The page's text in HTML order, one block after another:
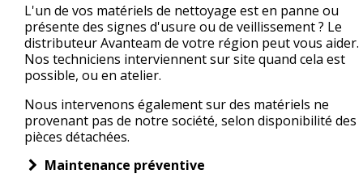
L'un de vos matériels de nettoyage est en panne ou
présente des signes d'usure ou de veillissement ? Le
distributeur Avanteam de votre région peut vous aider.
Nos techniciens interviennent sur site quand cela est
possible, ou en atelier.
Nous intervenons également sur des matériels ne
provenant pas de notre société, selon disponibilité des
pièces détachées.
Maintenance préventive